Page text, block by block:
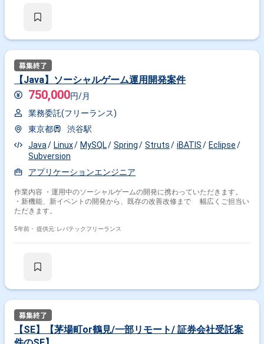
【Java】ソーシャルゲーム運用開発案件
750,000円/月
業務委託(フリーランス)
東京都
渋谷駅
Java
Linux MySQL Spring Struts iBATIS
Eclipse
Subversion
アプリケーションエンジニア
作業内容 ・運用中のソーシャルゲームの開発に携わっていただきます。
・新機能、新イベントの開発から、既存の改善改修まで 幅広くご担当い
ただきます。
5年前・ 提供元: レバテックフリーランス
【SE】【茅場町or鶴見/一部リモート/ 証券会社受託案
掛け合わせ条件で絞り込む
業界で絞り込む
Spring × メーカー
Spring × 物流
Spring × 金融系
Spring × 小売
特徴で絞り込む